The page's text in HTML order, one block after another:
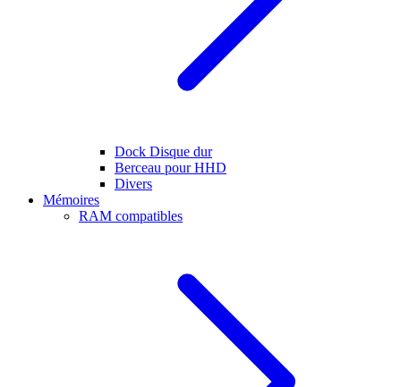
Dock Disque dur
Berceau pour HHD
Divers
Mémoires
RAM compatibles